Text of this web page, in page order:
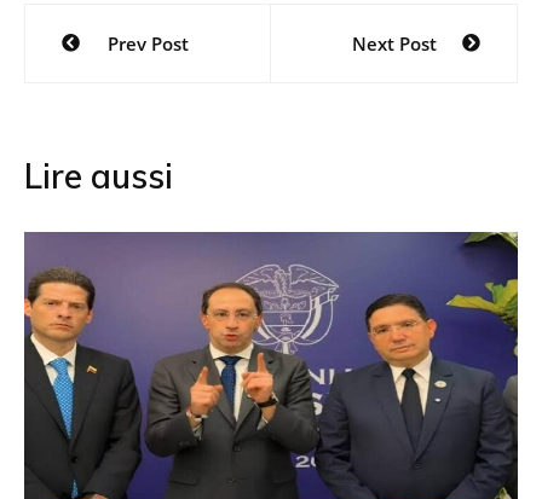
Navigation
Prev Post Next Post
Lire aussi